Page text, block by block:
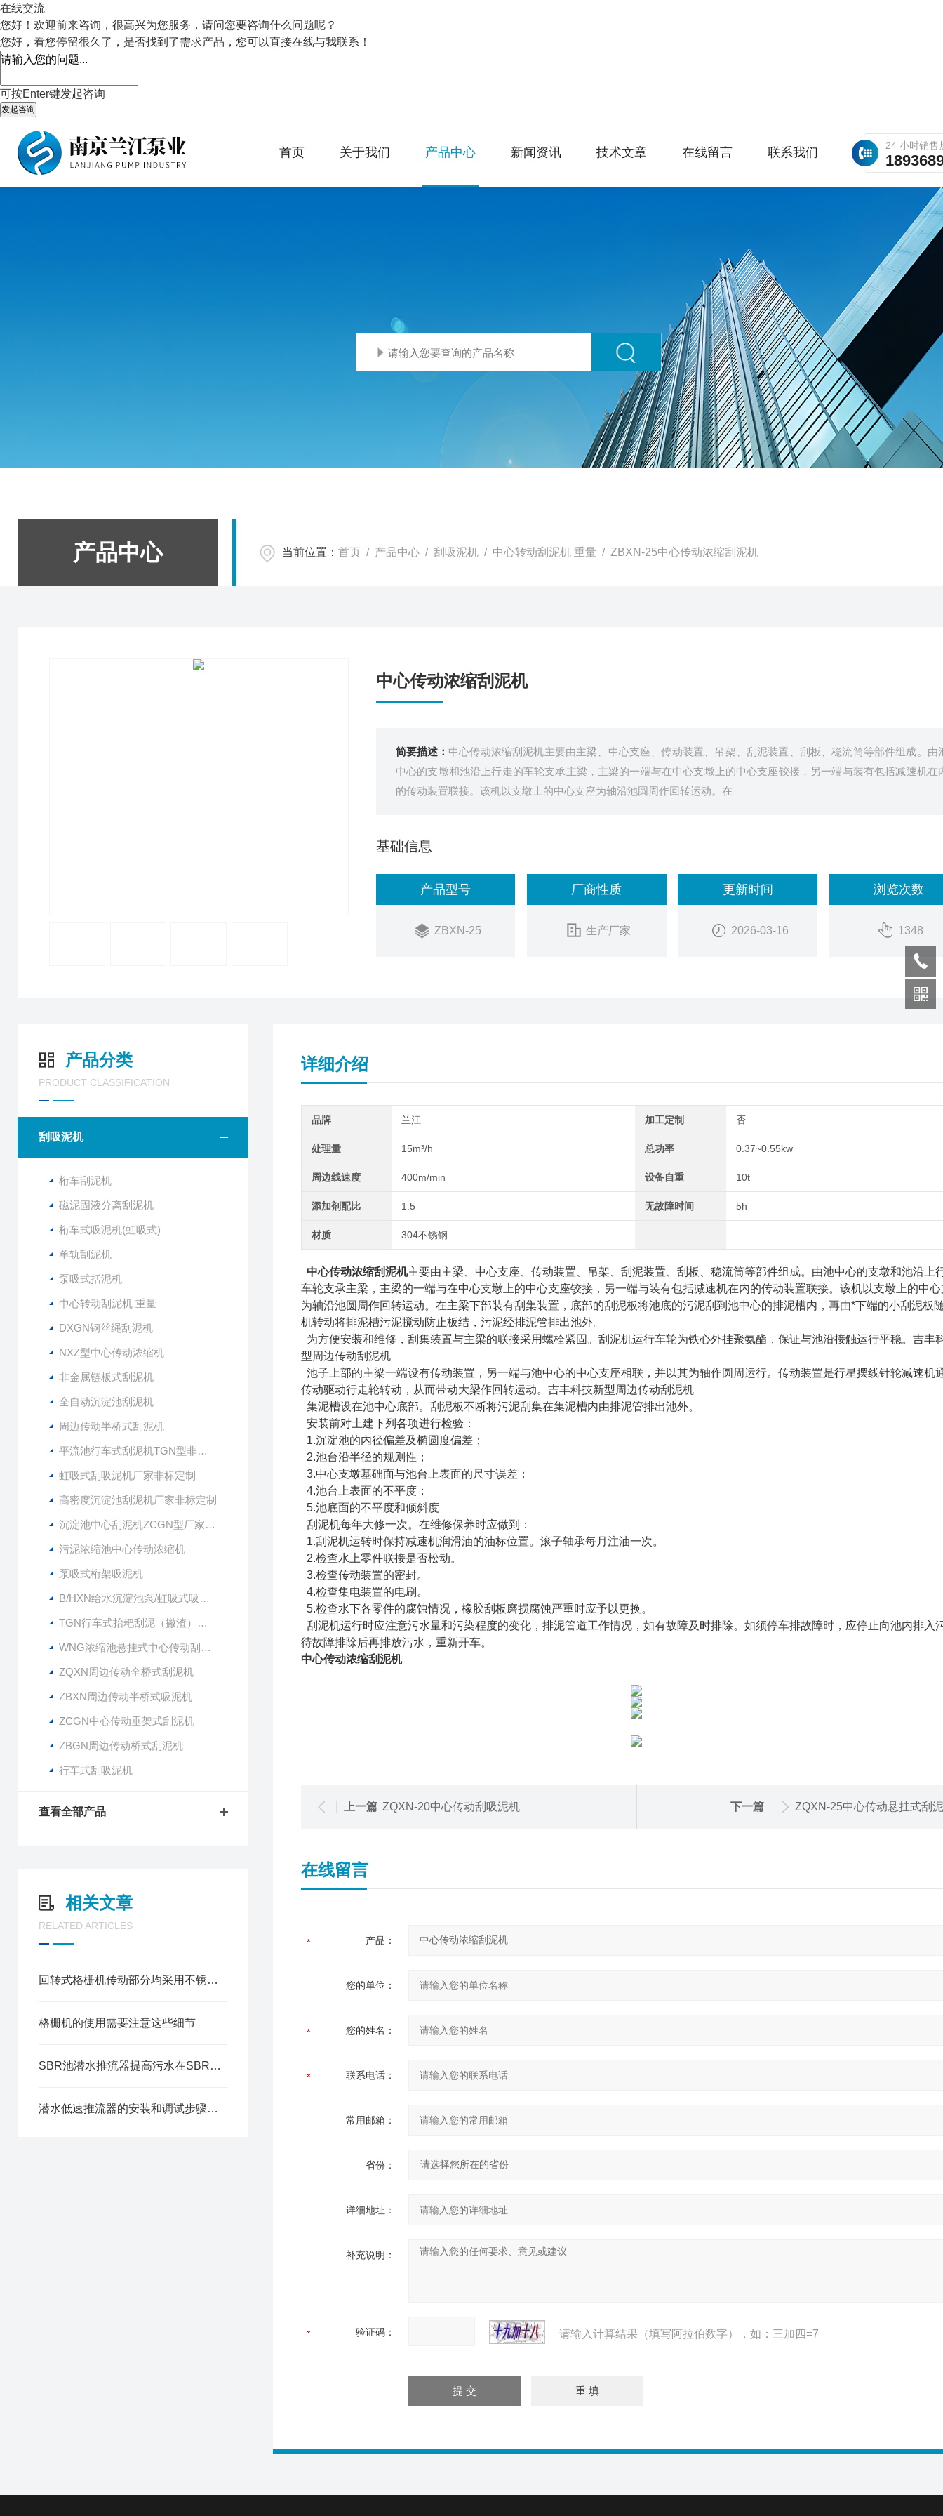
在线交流
您好！欢迎前来咨询，很高兴为您服务，请问您要咨询什么问题呢？
您好，看您停留很久了，是否找到了需求产品，您可以直接在线与我联系！
可按Enter键发起咨询
发起咨询
24 小时销售
首页 关于我们 产品中心 新闻资讯 技术文章 在线留言 联系我们
产品中心 当前位置： 首页 / 产品中心 / 刮吸泥机 / 中心转动刮泥机 重量 / ZBXN-25中心传动浓缩刮泥机
中心传动浓缩刮泥机
简要描述： 中心传动浓缩刮泥机主要由主梁、中心支座、传动装置、吊架、刮泥装置、刮板、稳流筒等部件组成。由
中心的支墩和池沿上行走的车轮支承主梁，主梁的一端与在中心支墩上的中心支座铰接，另一端与装有包括减速机在
的传动装置联接。该机以支墩上的中心支座为轴沿池圆周作回转运动。在
基础信息
产品型号
ZBXN-25
厂商性质
生产厂家
更新时间
2026-03-16
浏览次数
1348
产品分类
PRODUCT CLASSIFICATION
刮吸泥机
桁车刮泥机
磁泥固液分离刮泥机
桁车式吸泥机(虹吸式)
单轨刮泥机
泵吸式括泥机
中心转动刮泥机 重量
DXGN钢丝绳刮泥机
NXZ型中心传动浓缩机
非金属链板式刮泥机
全自动沉淀池刮泥机
周边传动半桥式刮泥机
平流池行车式刮泥机TGN型非标定制
虹吸式刮吸泥机厂家非标定制
高密度沉淀池刮泥机厂家非标定制
沉淀池中心刮泥机ZCGN型厂家供应
污泥浓缩池中心传动浓缩机
泵吸式桁架吸泥机
B/HXN给水沉淀池泵/虹吸式吸泥机
TGN行车式抬耙刮泥（撇渣）机行车式刮吸泥机
WNG浓缩池悬挂式中心传动刮泥机
ZQXN周边传动全桥式刮泥机
ZBXN周边传动半桥式吸泥机
ZCGN中心传动垂架式刮泥机
ZBGN周边传动桥式刮泥机
行车式刮吸泥机
查看全部产品
相关文章
RELATED ARTICLES
回转式格栅机传动部分均采用不锈钢材料，可有效防止设备的腐蚀损坏
格栅机的使用需要注意这些细节
SBR池潜水推流器提高污水在SBR池内的混合和氧化效率
潜水低速推流器的安装和调试步骤详解
详细介绍
品牌 兰江 加工定制 否
处理量 15m³/h 总功率 0.37~0.55kw
周边线速度 400m/min 设备自重 10t
添加剂配比 1:5 无故障时间 5h
材质 304不锈钢
中心传动浓缩刮泥机主要由主梁、中心支座、传动装置、吊架、刮泥装置、刮板、稳流筒等部件组成。由池中心的支墩和池沿上
车轮支承主梁，主梁的一端与在中心支墩上的中心支座铰接，另一端与装有包括减速机在内的传动装置联接。该机以支墩上的中
为轴沿池圆周作回转运动。在主梁下部装有刮集装置，底部的刮泥板将池底的污泥刮到池中心的排泥槽内，再由*下端的小刮泥板
机转动将排泥槽污泥搅动防止板结，污泥经排泥管排出池外。
为方便安装和维修，刮集装置与主梁的联接采用螺栓紧固。刮泥机运行车轮为铁心外挂聚氨酯，保证与池沿接触运行平稳。吉丰
型周边传动刮泥机
池子上部的主梁一端设有传动装置，另一端与池中心的中心支座相联，并以其为轴作圆周运行。传动装置是行星摆线针轮减速机
传动驱动行走轮转动，从而带动大梁作回转运动。吉丰科技新型周边传动刮泥机
集泥槽设在池中心底部。刮泥板不断将污泥刮集在集泥槽内由排泥管排出池外。
安装前对土建下列各项进行检验：
1.沉淀池的内径偏差及椭圆度偏差；
2.池台沿半径的规则性；
3.中心支墩基础面与池台上表面的尺寸误差；
4.池台上表面的不平度；
5.池底面的不平度和倾斜度
刮泥机每年大修一次。在维修保养时应做到：
1.刮泥机运转时保持减速机润滑油的油标位置。滚子轴承每月注油一次。
2.检查水上零件联接是否松动。
3.检查传动装置的密封。
4.检查集电装置的电刷。
5.检查水下各零件的腐蚀情况，橡胶刮板磨损腐蚀严重时应予以更换。
刮泥机运行时应注意污水量和污染程度的变化，排泥管道工作情况，如有故障及时排除。如须停车排故障时，应停止向池内排入
待故障排除后再排放污水，重新开车。
中心传动浓缩刮泥机
上一篇 ZQXN-20中心传动刮吸泥机 下一篇 ZQXN-25中心传动悬挂式刮
在线留言
产品：
您的单位：
您的姓名：
联系电话：
常用邮箱：
省份：
详细地址：
补充说明：
验证码： 请输入计算结果（填写阿拉伯数字），如：三加四=7